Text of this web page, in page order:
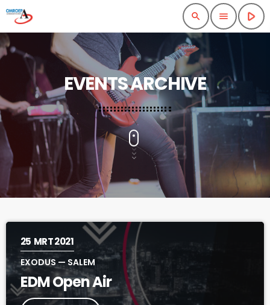
search menu play_arrow
EVENTS ARCHIVE
25 MRT 2021
EXODUS — SALEM
EDM Open Air